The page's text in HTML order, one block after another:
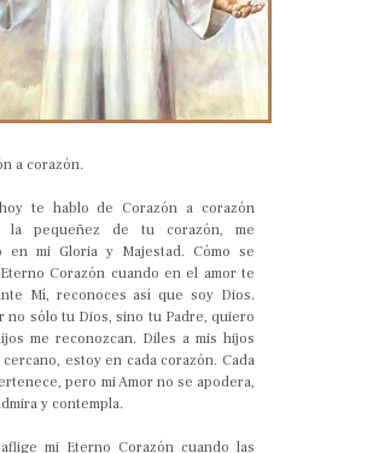
a corazón.
te hablo de Corazón a corazón
la pequeñez de tu corazón, me
en mi Gloria y Majestad. Cómo se
Corazón cuando en el amor te
Mí, reconoces así que soy Dios.
no sólo tu Dios, sino tu Padre, quiero
me reconozcan. Diles a mis hijos
estoy en cada corazón. Cada
pero mi Amor no se apodera,
y contempla.
mi Eterno Corazón cuando las